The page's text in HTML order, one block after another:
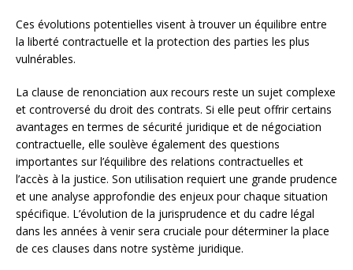
Ces évolutions potentielles visent à trouver un équilibre entre
la liberté contractuelle et la protection des parties les plus
vulnérables.
La clause de renonciation aux recours reste un sujet complexe
et controversé du droit des contrats. Si elle peut offrir certains
avantages en termes de sécurité juridique et de négociation
contractuelle, elle soulève également des questions
importantes sur l’équilibre des relations contractuelles et
l’accès à la justice. Son utilisation requiert une grande prudence
et une analyse approfondie des enjeux pour chaque situation
spécifique. L’évolution de la jurisprudence et du cadre légal
dans les années à venir sera cruciale pour déterminer la place
de ces clauses dans notre système juridique.